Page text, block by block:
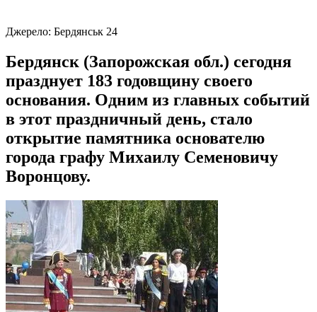
Джерело: Бердянськ 24
Бердянск (Запорожская обл.) сегодня
празднует 183 годовщину своего
основания. Одним из главных событий
в этот праздничный день, стало
открытие памятника основателю
города графу Михаилу Семеновичу
Воронцову.